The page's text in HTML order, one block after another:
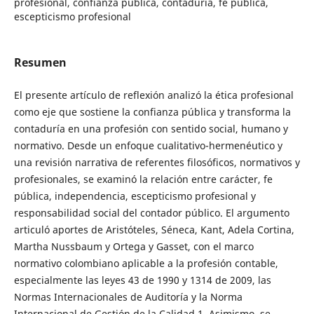
escepticismo profesional
Resumen
El presente artículo de reflexión analizó la ética profesional
como eje que sostiene la confianza pública y transforma la
contaduría en una profesión con sentido social, humano y
normativo. Desde un enfoque cualitativo-hermenéutico y
una revisión narrativa de referentes filosóficos, normativos y
profesionales, se examinó la relación entre carácter, fe
pública, independencia, escepticismo profesional y
responsabilidad social del contador público. El argumento
articuló aportes de Aristóteles, Séneca, Kant, Adela Cortina,
Martha Nussbaum y Ortega y Gasset, con el marco
normativo colombiano aplicable a la profesión contable,
especialmente las leyes 43 de 1990 y 1314 de 2009, las
Normas Internacionales de Auditoría y la Norma